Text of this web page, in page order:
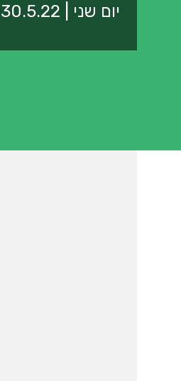
יום שני | 30.5.22 | 14:00 - 15:30 | כפר העולים "איבים"